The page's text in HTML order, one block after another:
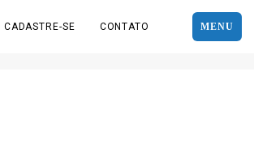
MENU
CADASTRE-SE CONTATO